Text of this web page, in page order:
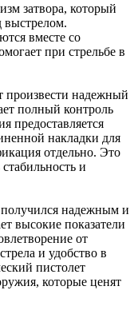
затвора, который
выстрелом.
вместе со
при стрельбе в
произвести надежный
полный контроль
предоставляется
накладки для
отдельно. Это
и
получился надежным и
высокие показатели
от
и удобство в
пистолет
которые ценят